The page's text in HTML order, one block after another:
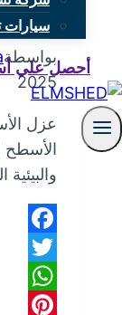
سيارات
أحصل علي
عزل
بواسطة
2025
عزل
الأسطح
Twitter